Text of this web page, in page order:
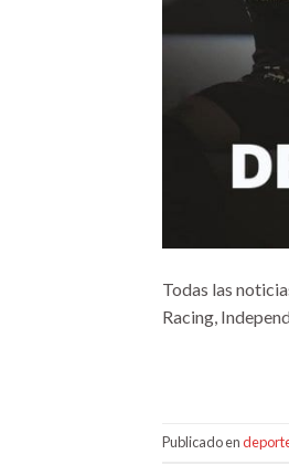
Todas las
Racing,
Publicado en